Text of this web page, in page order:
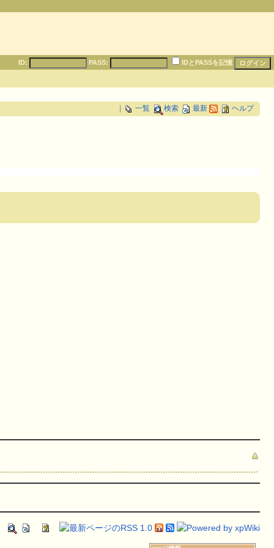
ID: PASS: IDとPASSを記憶
一覧 検索 最新 ヘルプ